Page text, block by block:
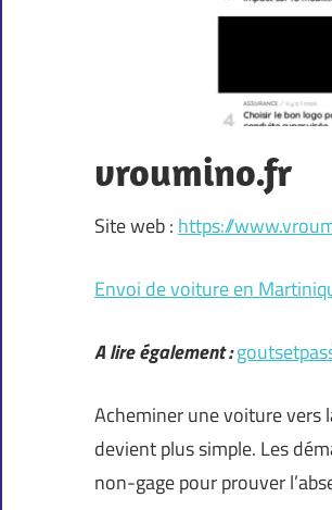
vroumino.fr
Site web : https://
Envoi de voiture en
A lire également :
Acheminer une voiture vers
devient plus simple. Les
non-gage pour prouver